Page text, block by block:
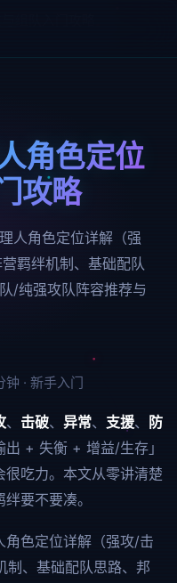
组队入门攻略
角色定位
攻略
人角色定位详解（强
羁绊机制、基础配队
/纯强攻队阵容推荐与
· 新手入门
、 击破、 异常、 支援、
防
+ 失衡 + 增益/生存」
吃力。本文从零讲清楚
要不要凑。
角色定位详解（强攻/击
、基础配队思路、邦